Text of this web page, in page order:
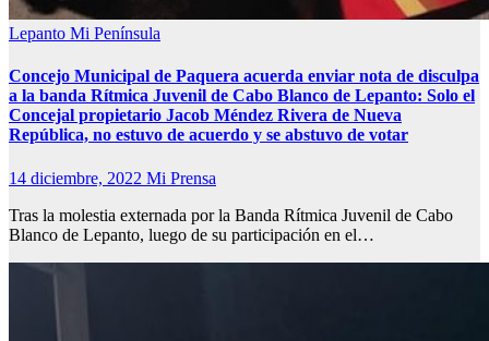
Lepanto Mi Península
Concejo Municipal de Paquera acuerda enviar nota de disculpa
a la banda Rítmica Juvenil de Cabo Blanco de Lepanto: Solo el
Concejal propietario Jacob Méndez Rivera de Nueva
República, no estuvo de acuerdo y se abstuvo de votar
14 diciembre, 2022 Mi Prensa
Tras la molestia externada por la Banda Rítmica Juvenil de Cabo
Blanco de Lepanto, luego de su participación en el…